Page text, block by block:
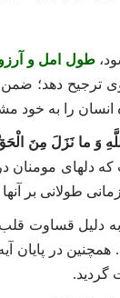
طول امل و
ترجیح
انسان را به
وَ ما نَزَلَ مِنَ
دلهای مومنان
طولانی بر
به دلیل قساوت
در پایان
گردید.